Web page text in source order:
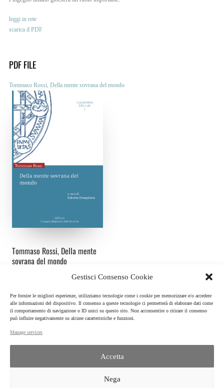
Gestisci Consenso Cookie
Per fornire le migliori esperienze, utilizziamo tecnologie come i cookie per memorizzare e/o accedere
alle informazioni del dispositivo. Il consenso a queste tecnologie ci permetterà di elaborare dati come
il comportamento di navigazione o ID unici su questo sito. Non acconsentire o ritirare il consenso
può influire negativamente su alcune caratteristiche e funzioni.
Manage services
Accetta
Nega
leggi in rete
scarica il PDF
Tommaso Rossi, Della mente sovrana del mondo
Tommaso Rossi, Della mente
sovrana del mondo
Roberto Evangelista
I quaderni del Lab, n. 1
Napoli, 2014
ISBN:9788890871207
Istituto per la Storia del Pensiero Filosofico e scientifico moderno